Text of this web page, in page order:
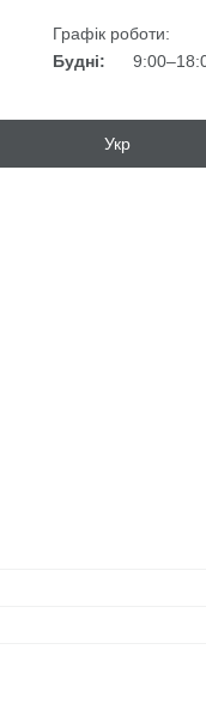
Графік роботи:
Будні:
Укр